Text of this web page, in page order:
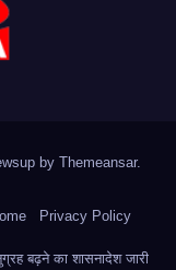
by Themeansar.
Privacy Policy
बढ़ने का शासनादेश जारी